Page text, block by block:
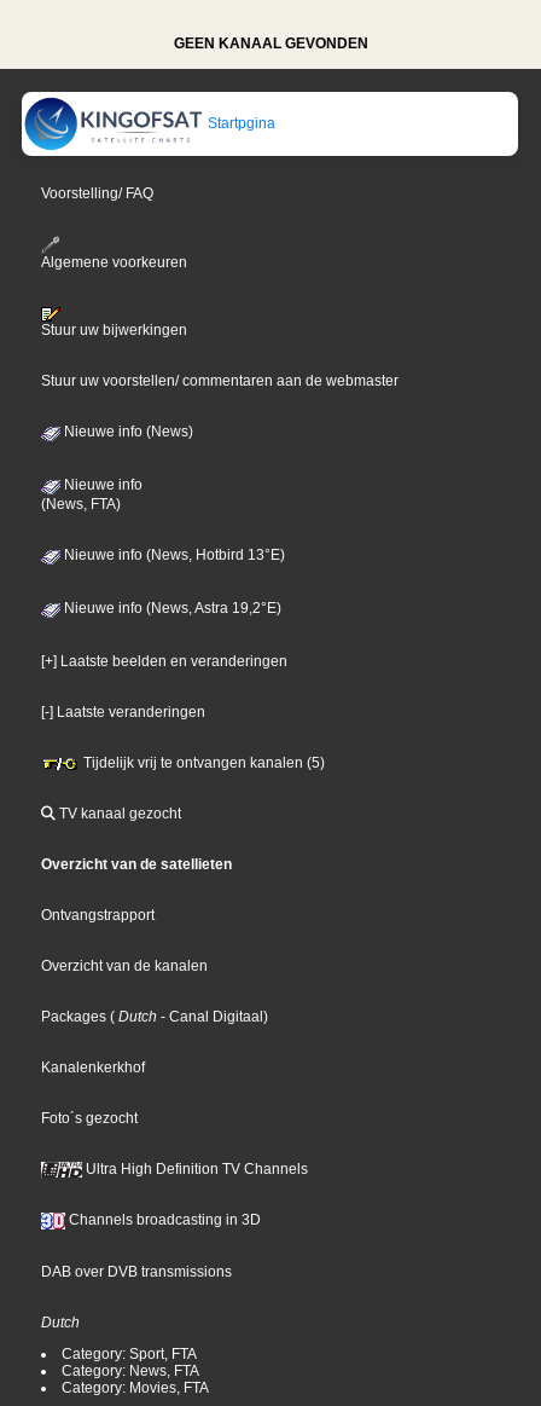
GEEN KANAAL GEVONDEN
Startpgina
Voorstelling/ FAQ
Algemene voorkeuren
Stuur uw bijwerkingen
Stuur uw voorstellen/ commentaren aan de webmaster
Nieuwe info (News)
Nieuwe info
(News, FTA)
Nieuwe info (News, Hotbird 13°E)
Nieuwe info (News, Astra 19,2°E)
[+] Laatste beelden en veranderingen
[-] Laatste veranderingen
Tijdelijk vrij te ontvangen kanalen (5)
TV kanaal gezocht
Overzicht van de satellieten
Ontvangstrapport
Overzicht van de kanalen
Packages ( Dutch - Canal Digitaal)
Kanalenkerkhof
Foto´s gezocht
Ultra High Definition TV Channels
Channels broadcasting in 3D
DAB over DVB transmissions
Dutch
Category: Sport, FTA
Category: News, FTA
Category: Movies, FTA